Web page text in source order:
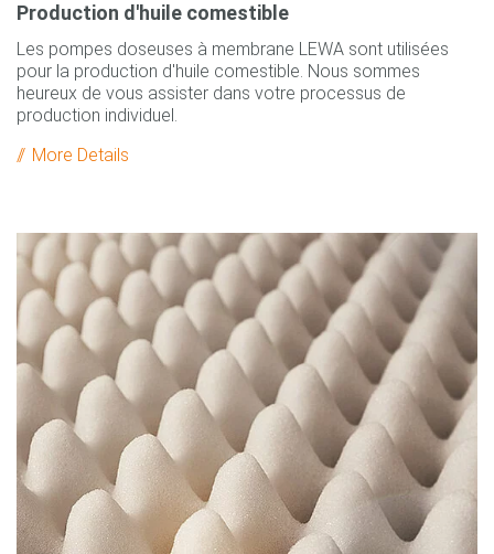
Production d'huile comestible
Les pompes doseuses à membrane LEWA sont utilisées
pour la production d'huile comestible. Nous sommes
heureux de vous assister dans votre processus de
production individuel.
More Details